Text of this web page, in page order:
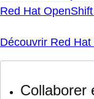
Red Hat OpenShift
Découvrir Red Hat
Collaborer